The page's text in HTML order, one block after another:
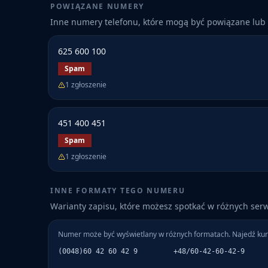
POWIĄZANE NUMERY
Inne numery telefonu, które mogą być powiązane
625 600 100
Spam
1 zgłoszenie
451 400 451
Spam
1 zgłoszenie
INNE FORMATY TEGO NUMERU
Warianty zapisu, które możesz spotkać w różnych
Numer może być wyświetlany w różnych formatach. Najedź
(0048)60 42 60 42 9 +48/60-42-60-42-9